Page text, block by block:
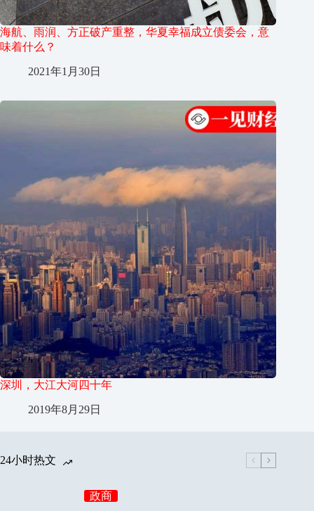
海航、雨润、方正破产重整，华夏幸福成立债委会，意
味着什么？
2021年1月30日
深圳，大江大河四十年
2019年8月29日
24小时热文
政商